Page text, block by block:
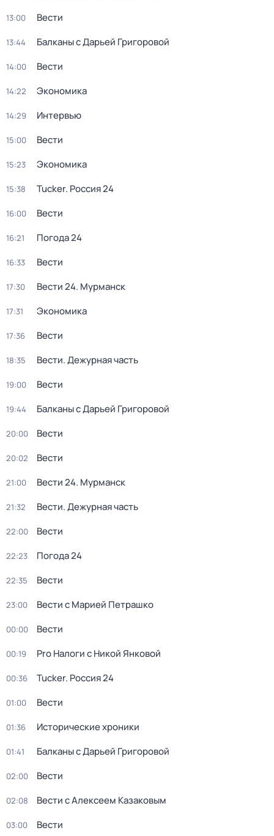
13:00 Вести
13:44 Балканы с Дарьей Григоровой
14:00 Вести
14:22 Экономика
14:29 Интервью
15:00 Вести
15:23 Экономика
15:38 Tucker. Россия 24
16:00 Вести
16:21 Погода 24
16:33 Вести
17:30 Вести 24. Мурманск
17:31 Экономика
17:36 Вести
18:35 Вести. Дежурная часть
19:00 Вести
19:44 Балканы с Дарьей Григоровой
20:00 Вести
20:02 Вести
21:00 Вести 24. Мурманск
21:32 Вести. Дежурная часть
22:00 Вести
22:23 Погода 24
22:35 Вести
23:00 Вести с Марией Петрашко
00:00 Вести
00:19 Pro Налоги с Никой Янковой
00:36 Tucker. Россия 24
01:00 Вести
01:36 Исторические хроники
01:41 Балканы с Дарьей Григоровой
02:00 Вести
02:08 Вести с Алексеем Казаковым
03:00 Вести